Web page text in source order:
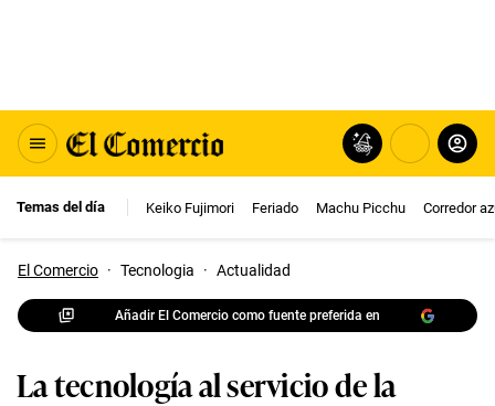
Temas del día Keiko Fujimori Feriado Machu Picchu Corredor
El Comercio · Tecnologia · Actualidad
Añadir El Comercio como fuente preferida en
La tecnología al servicio de la